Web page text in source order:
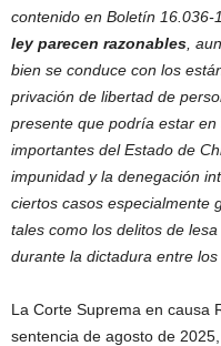
contenido en Boletín 16.036-
ley parecen razonables ,
bien se conduce con los
privación de libertad de
presente que podría estar
importantes del Estado de
impunidad y la denegación
ciertos casos especialmente
tales como los delitos de
durante la dictadura entre
La Corte Suprema en causa
sentencia de agosto de